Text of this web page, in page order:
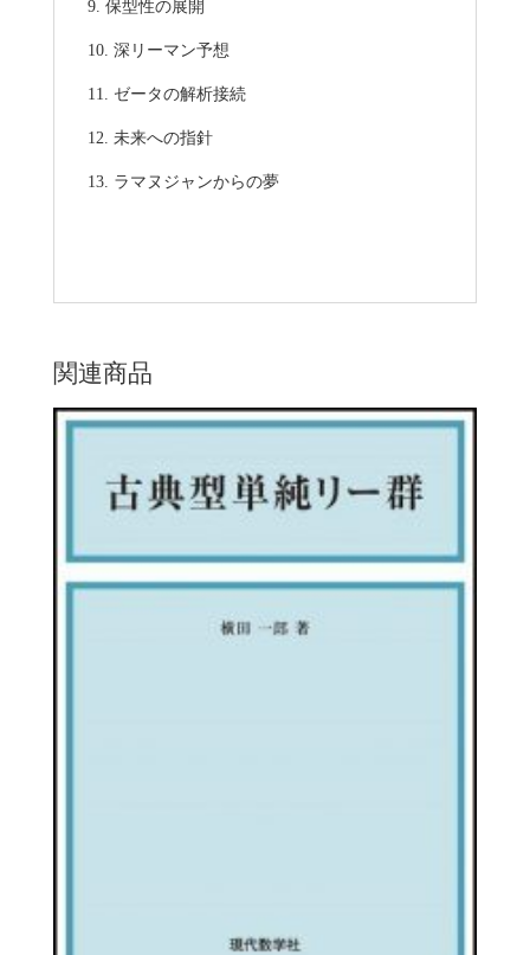
保型性の展開
深リーマン予想
ゼータの解析接続
未来への指針
ラマヌジャンからの夢
関連商品